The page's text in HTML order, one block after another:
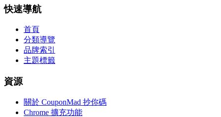
快速導航
首頁
分類導覽
品牌索引
主題標籤
資源
關於 CouponMad 抄你碼
Chrome 擴充功能